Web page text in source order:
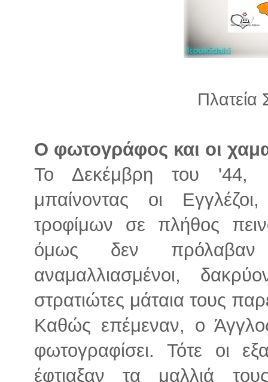
Πλατεία
Ο φωτογράφος και οι
Το Δεκέμβρη του '44,
μπαίνοντας οι
τροφίμων σε πλήθος
όμως δεν πρόλαβαν
αναμαλλιασμένοι,
στρατιώτες μάταια τους
Καθώς επέμεναν, ο
φωτογραφίσει. Τότε οι
έφτιαξαν τα μαλλιά